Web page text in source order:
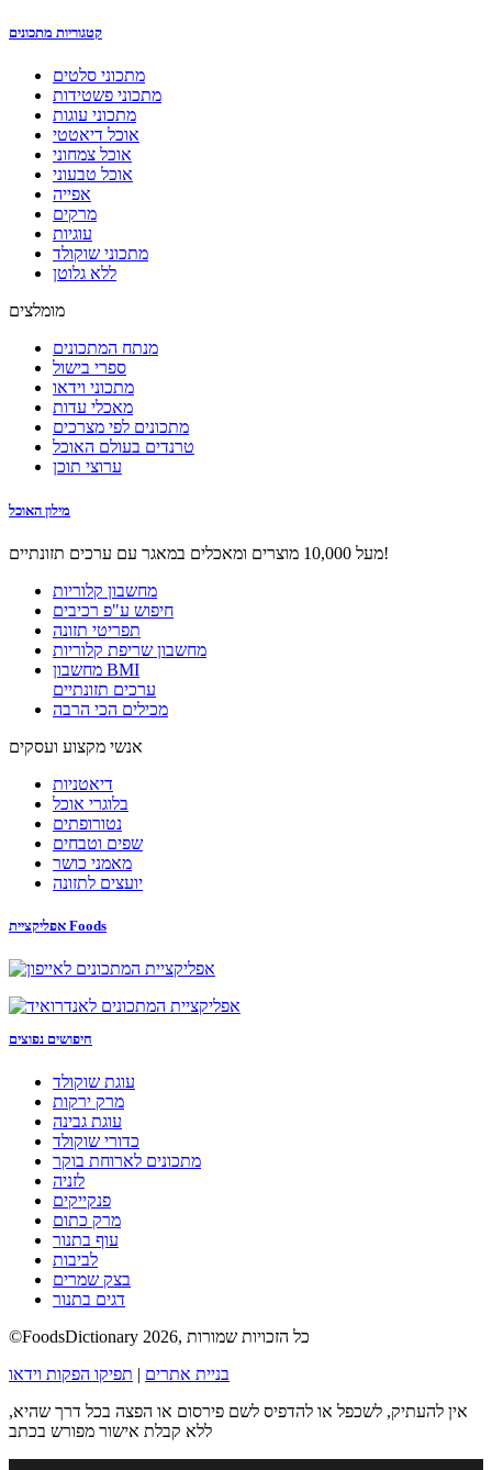
קטגוריות מתכונים
מתכוני סלטים
מתכוני פשטידות
מתכוני עוגות
אוכל דיאטטי
אוכל צמחוני
אוכל טבעוני
אפייה
מרקים
עוגיות
מתכוני שוקולד
ללא גלוטן
מומלצים
מנתח המתכונים
ספרי בישול
מתכוני וידאו
מאכלי עדות
מתכונים לפי מצרכים
טרנדים בעולם האוכל
ערוצי תוכן
מילון האוכל
מעל 10,000 מוצרים ומאכלים במאגר עם ערכים תזונתיים!
מחשבון קלוריות
חיפוש ע"פ רכיבים
תפריטי תזונה
מחשבון שריפת קלוריות
מחשבון BMI
ערכים תזונתיים
מכילים הכי הרבה
אנשי מקצוע ועסקים
דיאטניות
בלוגרי אוכל
נטורופתים
שפים וטבחים
מאמני כושר
יועצים לתזונה
אפליקציית Foods
חיפושים נפוצים
עוגת שוקולד
מרק ירקות
עוגת גבינה
כדורי שוקולד
מתכונים לארוחת בוקר
לזניה
פנקייקים
מרק כתום
עוף בתנור
לביבות
בצק שמרים
דגים בתנור
©FoodsDictionary 2026, כל הזכויות שמורות
בניית אתרים
תפיקו הפקות וידאו
אין להעתיק, לשכפל או להדפיס לשם פירסום או הפצה בכל דרך שהיא,
ללא קבלת אישור מפורש בכתב